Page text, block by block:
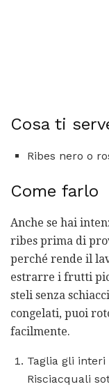
Cosa ti
Ribes nero o
Come farlo
Anche se hai
ribes prima di
perché rende il
estrarre i frutti
steli senza
congelati, puoi
facilmente.
Taglia gli
Risciacquali